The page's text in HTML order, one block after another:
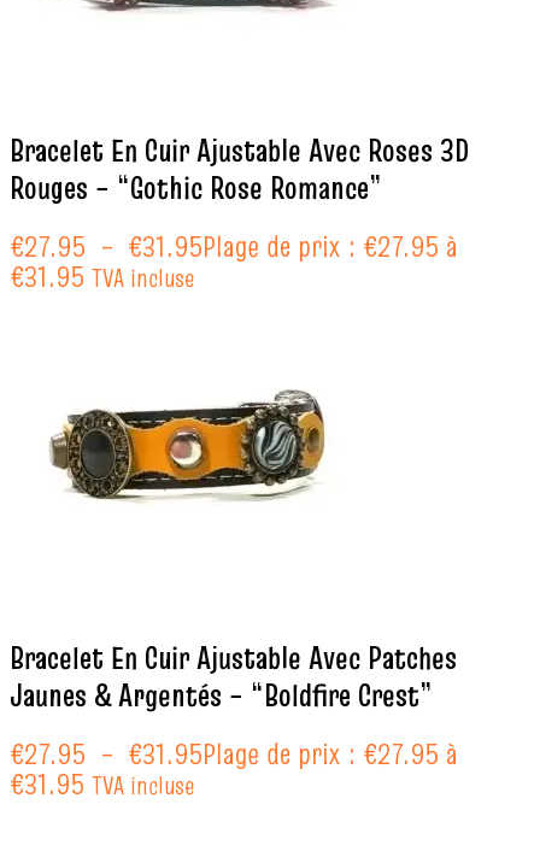
Bracelet En Cuir Ajustable Avec Roses 3D
Rouges – “Gothic Rose Romance”
€27.95 – €31.95Plage de prix : €27.95 à
€31.95 TVA incluse
Bracelet En Cuir Ajustable Avec Patches
Jaunes & Argentés – “Boldfire Crest”
€27.95 – €31.95Plage de prix : €27.95 à
€31.95 TVA incluse